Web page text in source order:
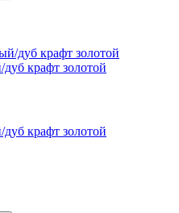
крафт золотой
крафт золотой